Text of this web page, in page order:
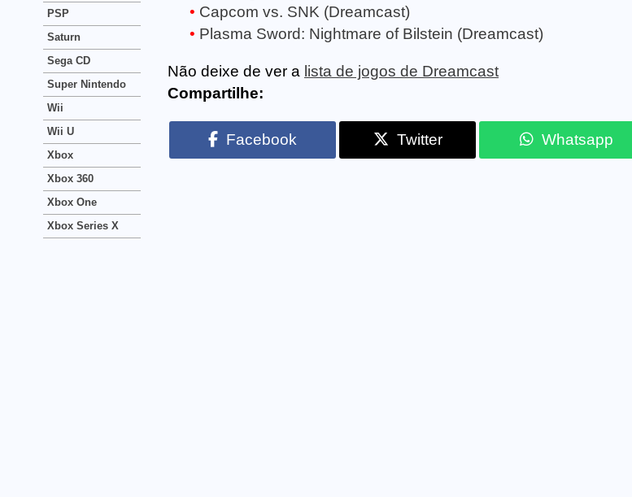
Capcom vs. SNK (Dreamcast)
Plasma Sword: Nightmare of Bilstein (Dreamcast)
Não deixe de ver a lista de jogos de Dreamcast
Compartilhe:
Facebook Twitter Whatsapp
PSP
Saturn
Sega CD
Super Nintendo
Wii
Wii U
Xbox
Xbox 360
Xbox One
Xbox Series X